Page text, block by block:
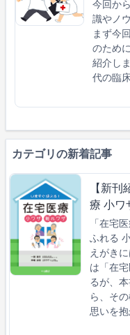
今回か
識やノ
まず今
のため
紹介し
代の臨
カテゴリの新着記事
【新
療 小ワ
「在宅
ふれる
えがき
は「在
るが、
ら、そ
思いを